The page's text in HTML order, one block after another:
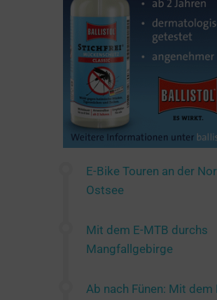
E-Bike Touren an der
Ostsee
Mit dem E-MTB durchs
Mangfallgebirge
Ab nach Fünen: Mit dem